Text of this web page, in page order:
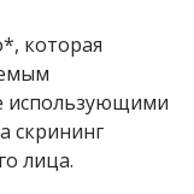
которая
использующими
скрининг
лица.